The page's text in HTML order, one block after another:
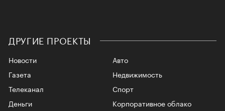
ДРУГИЕ ПРОЕКТЫ
Новости
Газета
Телеканал
Авто
Недвижимость
Спорт
Корпоративное облако
Деньги